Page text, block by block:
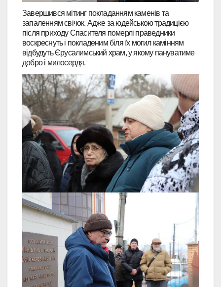
Завершився мітинг покладанням каменів та
запаленням свічок. Адже за юдейською традицією
після приходу Спасителя померлі праведники
воскреснуть і покладеним біля їх могил камінням
відбудуть Єрусалимський храм, у якому пануватиме
добро і милосердя.